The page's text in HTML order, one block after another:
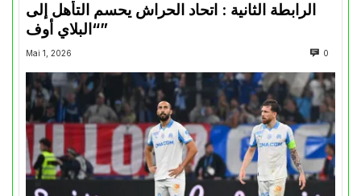
الرابطة الثانية : اتحاد الحراش يحسم التأهل إلى
“البلاي أوف”
Mai 1, 2026 0